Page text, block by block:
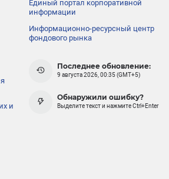
и
Единый портал корпоративной
информации
Информационно-ресурсный центр
фондового рынка
Последнее обновление:
9 августа 2026, 00:35 (GMT+5)
Обнаружили ошибку?
Выделите текст и нажмите Ctrl+Enter